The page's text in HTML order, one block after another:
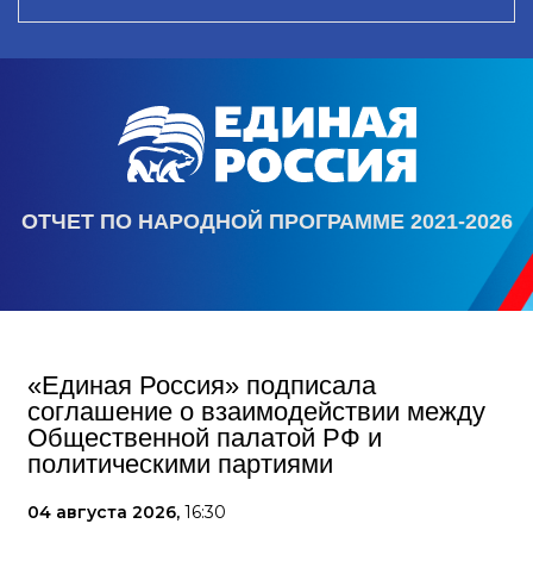
ОТЧЕТ ПО НАРОДНОЙ ПРОГРАММЕ 2021-2026
«Единая Россия» подписала
соглашение о взаимодействии между
Общественной палатой РФ и
политическими партиями
04 августа 2026, 16:30